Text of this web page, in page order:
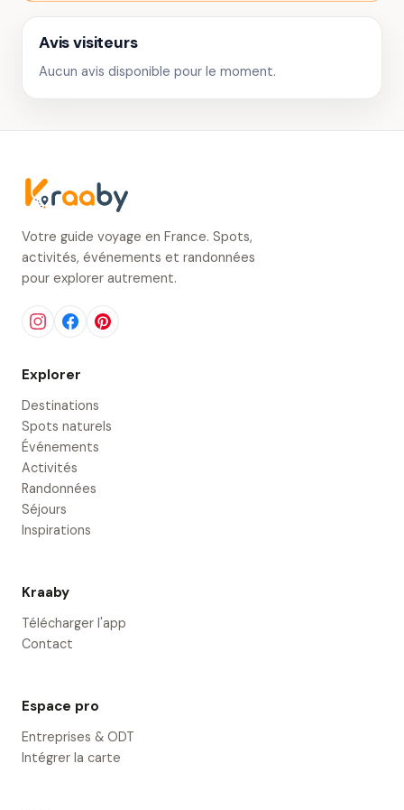
Avis visiteurs
Aucun avis disponible pour le moment.
Votre guide voyage en France. Spots,
activités, événements et randonnées
pour explorer autrement.
Explorer
Destinations
Spots naturels
Événements
Activités
Randonnées
Séjours
Inspirations
Kraaby
Télécharger l'app
Contact
Espace pro
Entreprises & ODT
Intégrer la carte